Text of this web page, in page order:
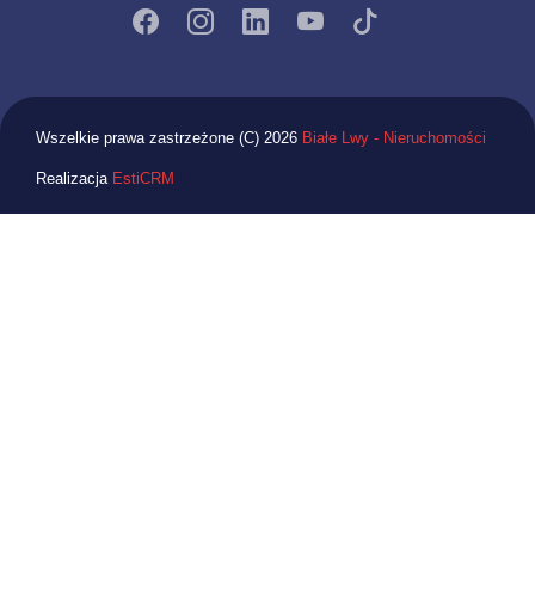
Wszelkie prawa zastrzeżone (C) 2026 Białe Lwy - Nieruchomości
Realizacja EstiCRM